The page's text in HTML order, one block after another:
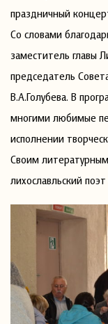
праздничный
Со словами
заместитель главы
председатель
В.А.Голубева. В
многими любимые
исполнении
Своим
лихославльский